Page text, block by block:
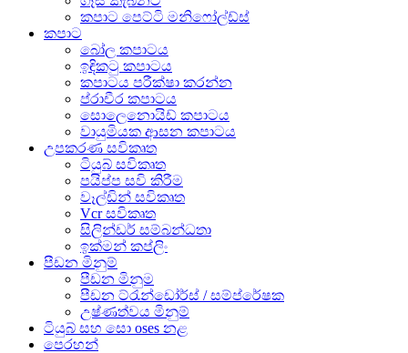
කපාට පෙට්ටි මනිෆෝල්ඩ්ස්
කපාට
බෝල කපාටය
ඉඳිකටු කපාටය
කපාටය පරීක්ෂා කරන්න
ප්රාචීර කපාටය
සොලෙනොයිඩ් කපාටය
වායුමියක ආසන කපාටය
උපකරණ සවිකෘත
ටියුබ් සවිකෘත
පයිප්ප සවි කිරීම
වෑල්ඩින් සවිකෘත
Vcr සවිකෘත
සිලින්ඩර් සම්බන්ධතා
ඉක්මන් කප්ලිං
පීඩන මිනුම්
පීඩන මිනුම
පීඩන ට්රැන්ඩෝර්ස් / සම්ප්රේෂක
උෂ්ණත්වය මිනුම්
ටියුබ් සහ සො oses නළ
පෙරහන්